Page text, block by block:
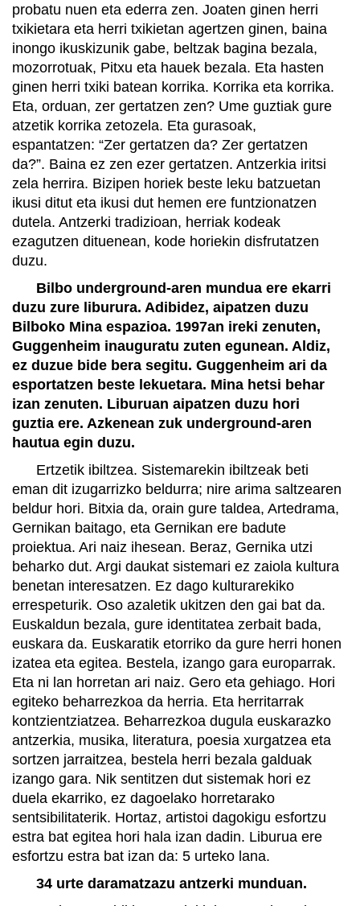
probatu nuen eta ederra zen. Joaten ginen herri
txikietara eta herri txikietan agertzen ginen, baina
inongo ikuskizunik gabe, beltzak bagina bezala,
mozorrotuak, Pitxu eta hauek bezala. Eta hasten
ginen herri txiki batean korrika. Korrika eta korrika.
Eta, orduan, zer gertatzen zen? Ume guztiak gure
atzetik korrika zetozela. Eta gurasoak,
espantatzen: “Zer gertatzen da? Zer gertatzen
da?”. Baina ez zen ezer gertatzen. Antzerkia iritsi
zela herrira. Bizipen horiek beste leku batzuetan
ikusi ditut eta ikusi dut hemen ere funtzionatzen
dutela. Antzerki tradizioan, herriak kodeak
ezagutzen dituenean, kode horiekin disfrutatzen
duzu.
Bilbo underground-aren mundua ere ekarri
duzu zure liburura. Adibidez, aipatzen duzu
Bilboko Mina espazioa. 1997an ireki zenuten,
Guggenheim inauguratu zuten egunean. Aldiz,
ez duzue bide bera segitu. Guggenheim ari da
esportatzen beste lekuetara. Mina hetsi behar
izan zenuten. Liburuan aipatzen duzu hori
guztia ere. Azkenean zuk underground-aren
hautua egin duzu.
Ertzetik ibiltzea. Sistemarekin ibiltzeak beti
eman dit izugarrizko beldurra; nire arima saltzearen
beldur hori. Bitxia da, orain gure taldea, Artedrama,
Gernikan baitago, eta Gernikan ere badute
proiektua. Ari naiz ihesean. Beraz, Gernika utzi
beharko dut. Argi daukat sistemari ez zaiola kultura
benetan interesatzen. Ez dago kulturarekiko
errespeturik. Oso azaletik ukitzen den gai bat da.
Euskaldun bezala, gure identitatea zerbait bada,
euskara da. Euskaratik etorriko da gure herri honen
izatea eta egitea. Bestela, izango gara europarrak.
Eta ni lan horretan ari naiz. Gero eta gehiago. Hori
egiteko beharrezkoa da herria. Eta herritarrak
kontzientziatzea. Beharrezkoa dugula euskarazko
antzerkia, musika, literatura, poesia xurgatzea eta
sortzen jarraitzea, bestela herri bezala galduak
izango gara. Nik sentitzen dut sistemak hori ez
duela ekarriko, ez dagoelako horretarako
sentsibilitaterik. Hortaz, artistoi dagokigu esfortzu
estra bat egitea hori hala izan dadin. Liburua ere
esfortzu estra bat izan da: 5 urteko lana.
34 urte daramatzazu antzerki munduan.